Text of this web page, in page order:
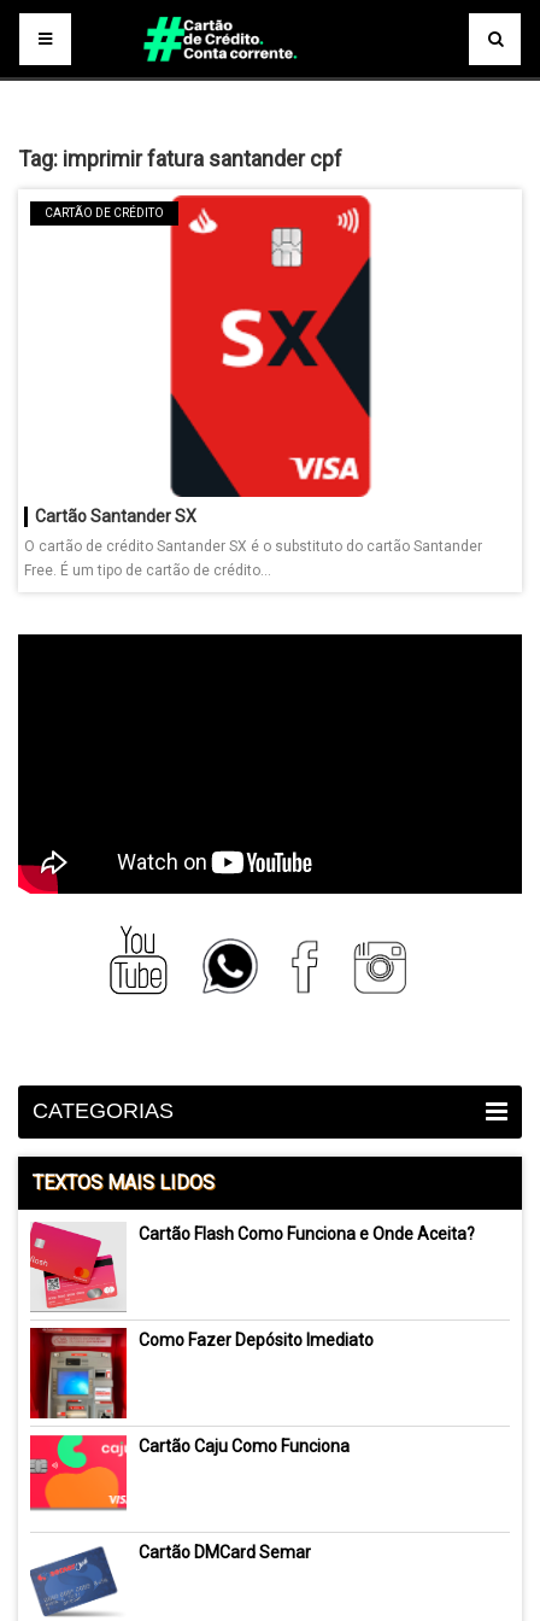
Tag: imprimir fatura santander cpf
CARTÃO DE CRÉDITO
Cartão Santander SX
O cartão de crédito Santander SX é o substituto do cartão Santander
Free. É um tipo de cartão de crédito...
CATEGORIAS
TEXTOS MAIS LIDOS
Cartão Flash Como Funciona e Onde Aceita?
Como Fazer Depósito Imediato
Cartão Caju Como Funciona
Cartão DMCard Semar